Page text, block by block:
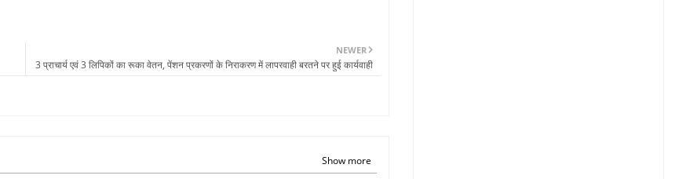
NEWER
3 प्राचार्य एवं 3 लिपिकों का रूका वेतन, पेंशन प्रकरणों के निराकरण में लापरवाही बरतने पर हुई कार्यवाही
Show more